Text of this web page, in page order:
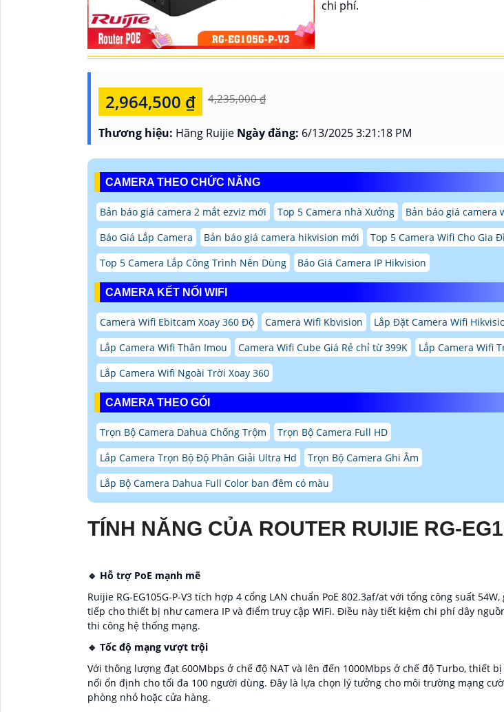
chi phí.
2,964,500 ₫ 4,235,000 ₫
Thương hiệu: Hãng Ruijie Ngày đăng: 6/13/2025 3:21:18 PM
CAMERA THEO CHỨC NĂNG
Bản báo giá camera 2 mắt ezviz mới Top 5 Camera nhà Xưởng
Bản báo giá camera
Báo Giá Lắp Camera
Bản báo giá camera hikvision mới
Top 5 Camera Wifi Cho Gia
Top 5 Camera Lắp Công Trình Nên Dùng
Báo Giá Camera IP Hikvision
CAMERA KẾT NỐI WIFI
Camera Wifi Ebitcam Xoay 360 Độ Camera Wifi Kbvision
Lắp Đặt Camera Wifi
Lắp Camera Wifi Thân Imou
Camera Wifi Cube Giá Rẻ chỉ từ 399K
Lắp Camera Wifi
Lắp Camera Wifi Ngoài Trời Xoay 360
CAMERA THEO GÓI
Trọn Bộ Camera Dahua Chống Trộm
Trọn Bộ Camera Full HD
Lắp Camera Trọn Bộ Độ Phân Giải Ultra Hd
Trọn Bộ Camera Ghi Âm
Lắp Bộ Camera Dahua Full Color ban đêm có màu
TÍNH NĂNG CỦA ROUTER RUIJIE RG-
🔹 Hỗ trợ PoE mạnh mẽ
Ruijie RG-EG105G-P-V3 tích hợp 4 cổng LAN chuẩn PoE 802.3af/at với tổng công suất
tiếp cho thiết bị như camera IP và điểm truy cập WiFi. Điều này tiết kiệm chi phí dây
thi công hệ thống mạng.
🔹 Tốc độ mạng vượt trội
Với thông lượng đạt 600Mbps ở chế độ NAT và lên đến 1000Mbps ở chế độ Turbo, thiết
nối ổn định cho tối đa 100 người dùng. Đây là lựa chọn lý tưởng cho môi trường mạng
phòng nhỏ hoặc cửa hàng.